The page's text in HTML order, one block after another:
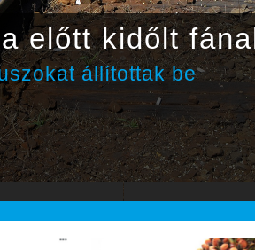
előtt kidőlt
állítottak be